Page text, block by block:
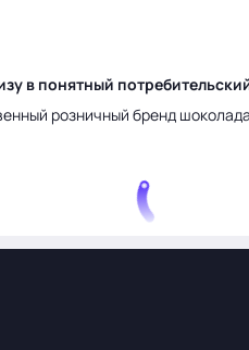
в понятный
розничный бренд